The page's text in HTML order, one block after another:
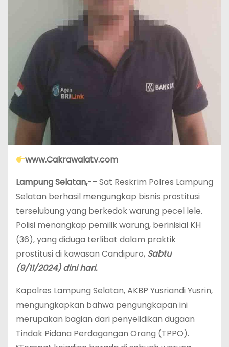
www.Cakrawalatv.com
Lampung Selatan,-– Sat Reskrim Polres Lampung
Selatan berhasil mengungkap bisnis prostitusi
terselubung yang berkedok warung pecel lele.
Polisi menangkap pemilik warung, berinisial KH
(36), yang diduga terlibat dalam praktik
prostitusi di kawasan Candipuro, Sabtu
(9/11/2024) dini hari.
Kapolres Lampung Selatan, AKBP Yusriandi Yusrin,
mengungkapkan bahwa pengungkapan ini
merupakan bagian dari penyelidikan dugaan
Tindak Pidana Perdagangan Orang (TPPO).